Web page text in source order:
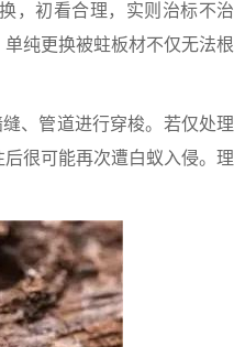
，初看合理，实则治标不治
纯更换被蛀板材不仅无法根
、管道进行穿梭。若仅处理
很可能再次遭白蚁入侵。理